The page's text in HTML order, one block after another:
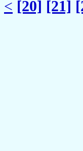
< [20] [21]